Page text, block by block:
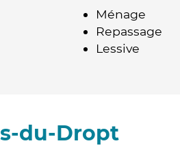
Ménage
Repassage
Lessive
du-Dropt